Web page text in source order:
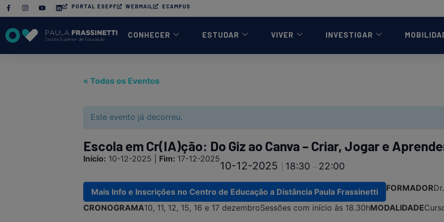
PORTAL ESEPF WEBMAIL ECAMPUS
CONHECER ESTUDAR VIVER INVESTIGAR
« Todos os Eventos
Este evento já decorreu.
Escola em Cr(IA)ção: Do Giz ao Canva – Criar, Jogar e
Início: 10-12-2025 | Fim: 17-12-2025
10-12-2025 18:30 – 22:00
Mais Info e Inscrições no Centro de Educação a Distância Paula Frassinetti FORMADOR
CRONOGRAMA10, 11, 12, 15, 16 e 17 dezembroSessões com início às 18.30hMODALIDADE